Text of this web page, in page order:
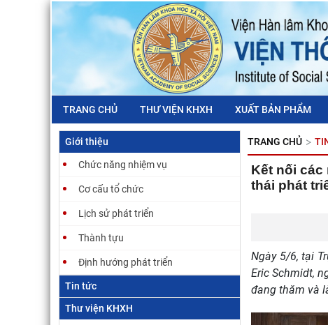
TRANG CHỦ THƯ VIỆN KHXH XUẤT BẢN PHẨM
Giới thiệu
Chức năng nhiệm vụ
Cơ cấu tổ chức
Lịch sử phát triển
Thành tựu
Định hướng phát triển
Tin tức
Thư viện KHXH
TRANG CHỦ
Kết nối
thái phát
Ngày 5/6, tại
Eric Schmidt,
đang thăm và